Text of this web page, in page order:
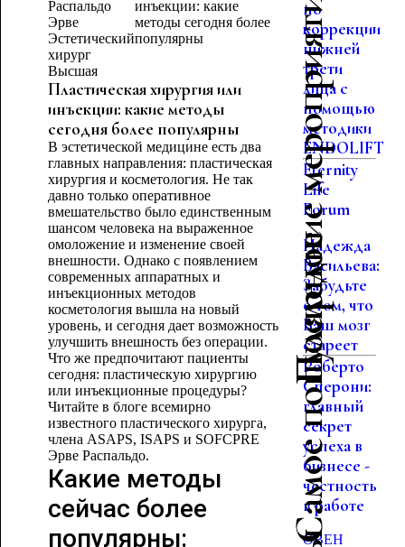
Распальдо
Эрве
Эстетический
хирург
Высшая
Пластическая хирургия или
инъекции: какие методы
сегодня более популярны
В эстетической медицине есть два
главных направления: пластическая
хирургия и косметология. Не так
давно только оперативное
вмешательство было единственным
шансом человека на выраженное
омоложение и изменение своей
внешности. Однако с появлением
современных аппаратных и
инъекционных методов
косметология вышла на новый
уровень, и сегодня дает возможность
улучшить внешность без операции.
Что же предпочитают пациенты
сегодня: пластическую хирургию
или инъекционные процедуры?
Читайте в блоге всемирно
известного пластического хирурга,
члена ASAPS, ISAPS и SOFCPRE
Эрве Распальдо.
Какие методы
сейчас более
популярны:
Последние мероприятия
по
коррекции
нижней
трети
лица с
помощью
методики
ENDOLIFT
Eternity
Life
Forum
Самое популярное
Надежда
Васильева:
Забудьте
о том, что
Ваш мозг
стареет
Роберто
Сперони:
главный
секрет
успеха в
бизнесе -
честность
в работе
ОВЕН